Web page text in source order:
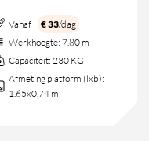
Vanaf € 33/dag
Werkhoogte: 7.80 m
Capaciteit: 230 KG
Afmeting platform (lxb):
1.65x0.74 m